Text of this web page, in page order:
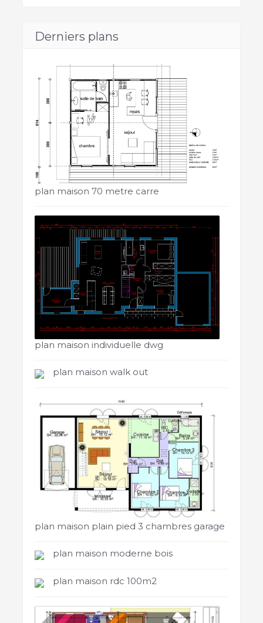
Derniers plans
plan maison 70 metre carre
plan maison individuelle dwg
plan maison walk out
plan maison plain pied 3 chambres garage
plan maison moderne bois
plan maison rdc 100m2